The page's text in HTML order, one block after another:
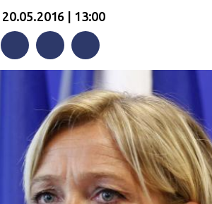
20.05.2016 | 13:00
FacebookTwitterTelegram